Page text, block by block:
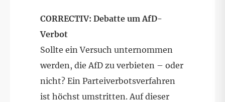
CORRECTIV: Debatte um AfD-
Verbot
Sollte ein Versuch unternommen
werden, die AfD zu verbieten – oder
nicht? Ein Parteiverbotsverfahren
ist höchst umstritten. Auf dieser